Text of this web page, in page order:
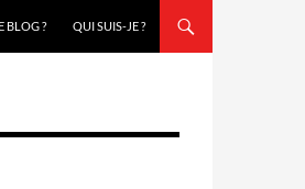
BLOG ? QUI SUIS-JE ?